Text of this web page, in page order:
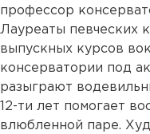
профессор
Лауреаты певческих
выпускных курсов
консерватории под
разыграют
12-ти лет помогает
влюбленной паре.